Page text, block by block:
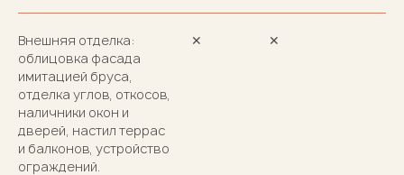
Внешняя отделка:
облицовка фасада
имитацией бруса,
отделка углов, откосов,
наличники окон и
дверей, настил террас
и балконов, устройство
ограждений.
✕ ✕